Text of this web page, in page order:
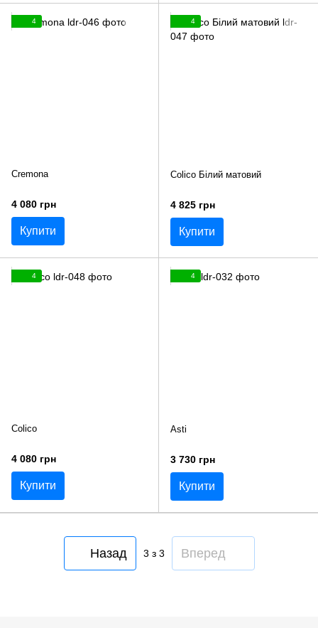
4
Cremona
4 080 грн
Купити
4
Colico Білий матовий
4 825 грн
Купити
4
Colico
4 080 грн
Купити
4
Asti
3 730 грн
Купити
Назад 3 з 3 Вперед